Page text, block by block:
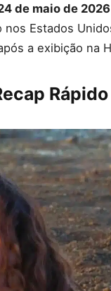
de maio de
Estados
a exibição na
Rápido